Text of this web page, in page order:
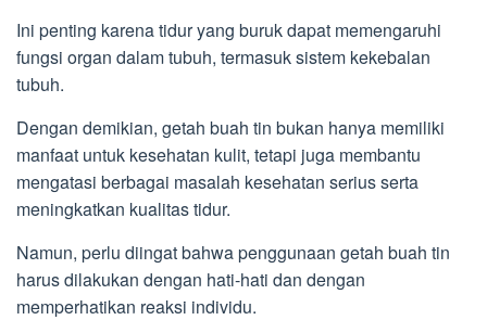
Ini penting karena tidur yang buruk dapat memengaruhi
fungsi organ dalam tubuh, termasuk sistem kekebalan
tubuh.
Dengan demikian, getah buah tin bukan hanya memiliki
manfaat untuk kesehatan kulit, tetapi juga membantu
mengatasi berbagai masalah kesehatan serius serta
meningkatkan kualitas tidur.
Namun, perlu diingat bahwa penggunaan getah buah tin
harus dilakukan dengan hati-hati dan dengan
memperhatikan reaksi individu.